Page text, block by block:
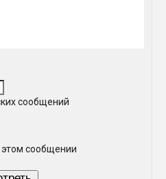
сообщении